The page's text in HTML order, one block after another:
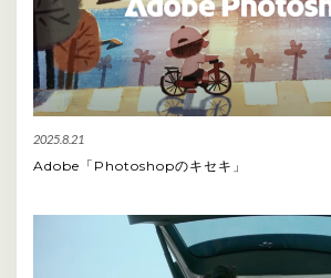
2025.8.21
Adobe「Photoshopのキセキ」